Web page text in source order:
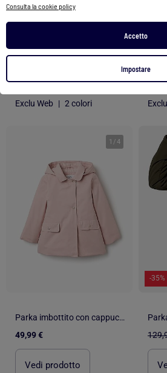
Consulta la cookie policy
Accetto
Impostare
Exclu Web | 2 colori
1 /4
Parka imbottito con cappuccio staccabile e tasche
49,99 €
Vedi prodotto
-35%